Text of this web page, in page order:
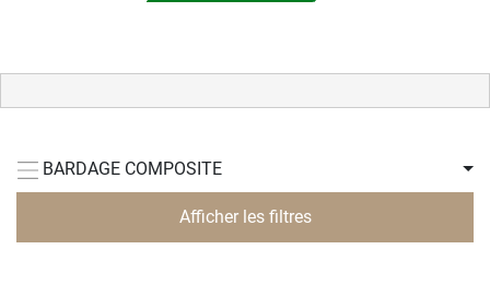
BARDAGE COMPOSITE
Afficher les filtres